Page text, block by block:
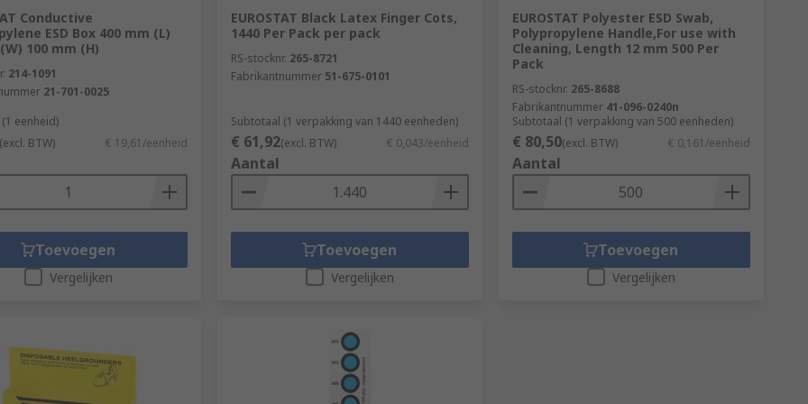
Conductive
ESD Box 400 mm (L)
100 mm (H)
214-1091
21-701-0025
eenheid)
(excl. BTW)
€ 19,61/eenheid
Toevoegen
Vergelijken
EUROSTAT Black Latex Finger Cots,
1440 Per Pack per pack
RS-stocknr. 265-8721
Fabrikantnummer 51-675-0101
Subtotaal (1 verpakking van 1440 eenheden)
€ 61,92(excl. BTW) € 0,043/eenheid
Aantal
Toevoegen
Vergelijken
EUROSTAT Polyester ESD Swab,
Polypropylene Handle,For use with
Cleaning, Length 12 mm 500 Per
Pack
RS-stocknr. 265-8688
Fabrikantnummer 41-096-0240n
Subtotaal (1 verpakking van 500 eenheden)
€ 80,50(excl. BTW) € 0,161/eenheid
Aantal
Toevoegen
Vergelijken